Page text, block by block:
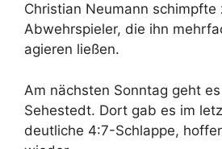
Christian Neumann
Abwehrspieler, die ihn
agieren ließen.
Am nächsten Sonntag geht
Sehestedt. Dort gab es im
deutliche 4:7-Schlappe,